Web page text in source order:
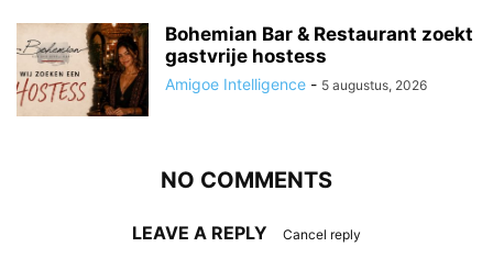
Bohemian Bar & Restaurant zoekt
gastvrije hostess
Amigoe Intelligence - 5 augustus, 2026
NO COMMENTS
LEAVE A REPLY Cancel reply